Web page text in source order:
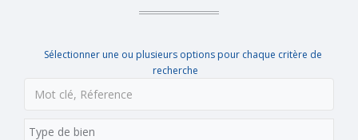
Sélectionner une ou plusieurs options pour chaque critère de
recherche